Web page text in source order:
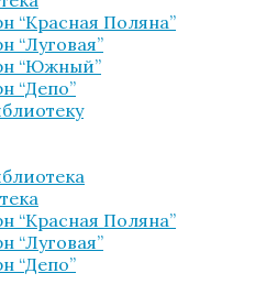
“Красная Поляна”
“Луговая”
“Южный”
“Депо”
“Красная Поляна”
“Луговая”
“Депо”